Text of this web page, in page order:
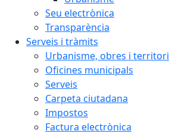
Seu electrònica
Transparència
Serveis i tràmits
Urbanisme, obres i territori
Oficines municipals
Serveis
Carpeta ciutadana
Impostos
Factura electrònica